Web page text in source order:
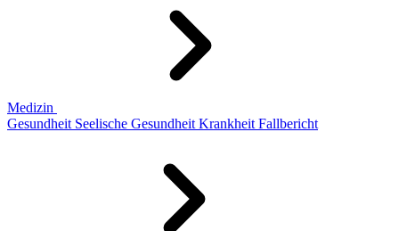
Medizin
Gesundheit Seelische Gesundheit Krankheit Fallbericht